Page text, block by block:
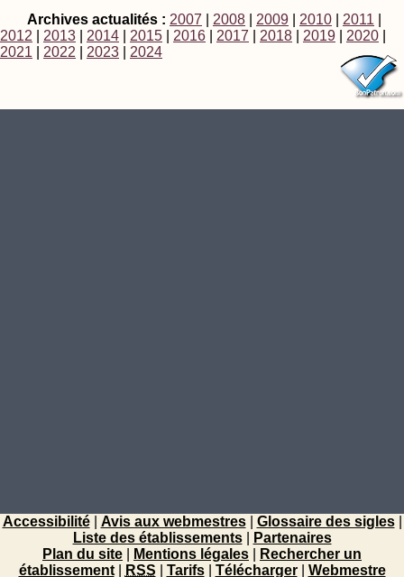
Archives actualités : 2007 2008 2009 2010 2011
2012
2013 2014 2015 2016 2017 2018 2019 2020
2021
2022 2023 2024
Accessibilité| Avis aux webmestres| Glossaire des sigles|
Liste des établissements|
Partenaires
Plan du site
Mentions légales
Rechercher un
établissement| RSS Tarifs| Télécharger| Webmestre